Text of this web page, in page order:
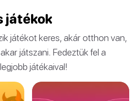
játékok
játékot keres, akár otthon van,
játszani. Fedeztük fel a
játékaival!